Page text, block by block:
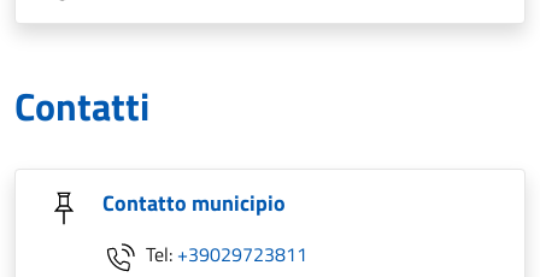
Contatti
Contatto municipio
Tel: +39029723811